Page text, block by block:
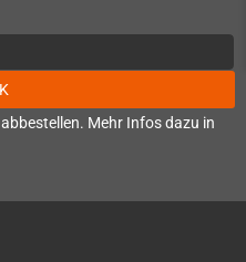
Mehr Infos dazu in